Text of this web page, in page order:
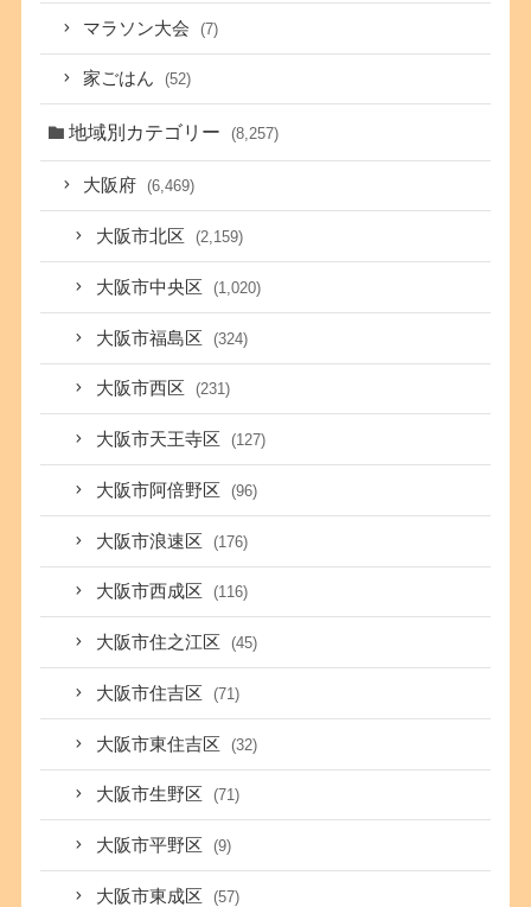
マラソン大会 (7)
家ごはん (52)
地域別カテゴリー (8,257)
大阪府 (6,469)
大阪市北区 (2,159)
大阪市中央区 (1,020)
大阪市福島区 (324)
大阪市西区 (231)
大阪市天王寺区 (127)
大阪市阿倍野区 (96)
大阪市浪速区 (176)
大阪市西成区 (116)
大阪市住之江区 (45)
大阪市住吉区 (71)
大阪市東住吉区 (32)
大阪市生野区 (71)
大阪市平野区 (9)
大阪市東成区 (57)